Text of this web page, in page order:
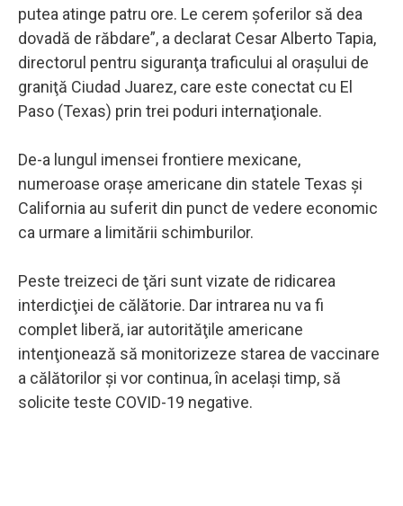
putea atinge patru ore. Le cerem şoferilor să dea
dovadă de răbdare”, a declarat Cesar Alberto Tapia,
directorul pentru siguranţa traficului al oraşului de
graniţă Ciudad Juarez, care este conectat cu El
Paso (Texas) prin trei poduri internaţionale.
De-a lungul imensei frontiere mexicane,
numeroase oraşe americane din statele Texas şi
California au suferit din punct de vedere economic
ca urmare a limitării schimburilor.
Peste treizeci de ţări sunt vizate de ridicarea
interdicţiei de călătorie. Dar intrarea nu va fi
complet liberă, iar autorităţile americane
intenţionează să monitorizeze starea de vaccinare
a călătorilor şi vor continua, în acelaşi timp, să
solicite teste COVID-19 negative.